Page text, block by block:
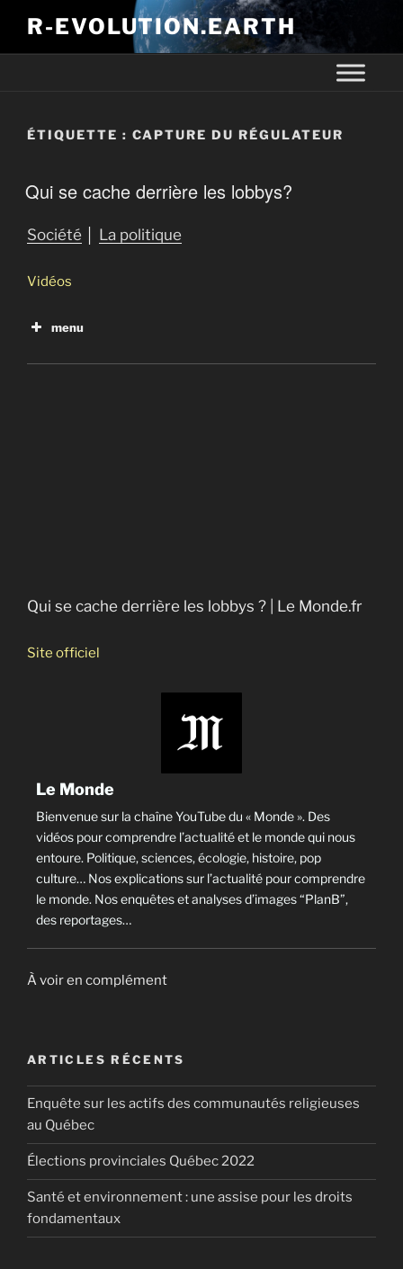
R-EVOLUTION.EARTH
ÉTIQUETTE : CAPTURE DU RÉGULATEUR
Qui se cache derrière les lobbys?
Société La politique
Vidéos
menu
Qui se cache derrière les lobbys ? | Le Monde.fr
Site officiel
Le Monde
Bienvenue sur la chaîne YouTube du « Monde ». Des
vidéos pour comprendre l’actualité et le monde qui nous
entoure. Politique, sciences, écologie, histoire, pop
culture… Nos explications sur l’actualité pour comprendre
le monde. Nos enquêtes et analyses d’images “PlanB”,
des reportages…
À voir en complément
ARTICLES RÉCENTS
Enquête sur les actifs des communautés religieuses
au Québec
Élections provinciales Québec 2022
Santé et environnement : une assise pour les droits
fondamentaux